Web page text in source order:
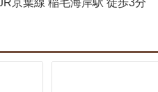
京葉線 稲毛海岸駅 徒歩3分